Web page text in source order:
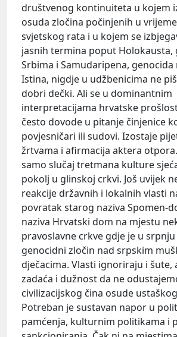
društvenog kontinuiteta u kojem
osuda zločina počinjenih u
svjetskog rata i u kojem se
jasnih termina poput Holokausta,
Srbima i Samudaripena, genocida
Istina, nigdje u udžbenicima ne
dobri dečki. Ali se u dominantnim
interpretacijama hrvatske
često dovode u pitanje činjenice
povjesničari ili sudovi. Izostaje
žrtvama i afirmacija aktera
samo slučaj tretmana kulture
pokolj u glinskoj crkvi. Još uvijek
reakcije državnih i lokalnih vlasti
povratak starog naziva Spomen-
naziva Hrvatski dom na mjestu
pravoslavne crkve gdje je u
genocidni zločin nad srpskim
dječacima. Vlasti ignoriraju i šute,
zadaća i dužnost da ne
civilizacijskog čina osude
Potreban je sustavan napor u
pamćenja, kulturnim politikama i